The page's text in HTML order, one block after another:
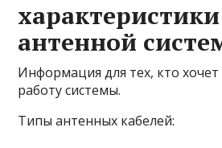
характеристики
антенной
Информация для тех, кто хочет
работу системы.
Типы антенных кабелей: